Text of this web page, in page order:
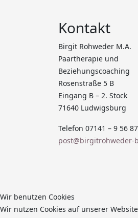
Kontakt
Birgit Rohweder M.A.
Paartherapie und
Beziehungscoaching
Rosenstraße 5 B
Eingang B – 2. Stock
71640 Ludwigsburg
Telefon 07141 – 9 56
post@birgitrohweder-
Wir benutzen Cookies
Wir nutzen Cookies auf unserer